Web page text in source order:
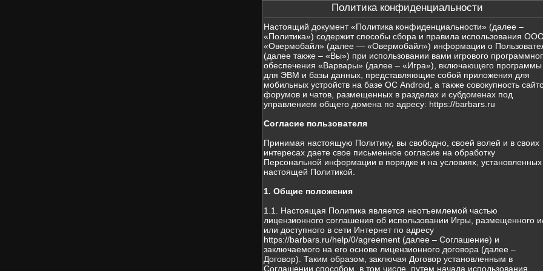
Политика конфиденциальности
Настоящий документ «Политика конфиденциальности» (далее –
«Политика») содержит способы сбора и правила использования
«Овермобайл» (далее — «Овермобайл») информации о
(далее также – «Вы») при использовании вами игрового
обеспечения «Варвары» (далее – «Игра»), включающего программы
для ЭВМ и базы данных, представляющие собой приложения для
мобильных устройств на базе ОС Android, а также совокупность
форумов и чатов, размещенных в разделах и субдоменах под
управлением общего домена по адресу: https://barbars.ru
Согласие пользователя
Принимая настоящую Политику, вы свободно, своей волей и в своих
интересах даете свое письменное согласие на обработку
Персональной информации в порядке и на условиях, установленных
настоящей Политикой.
1. Общие положения
1.1. Настоящая Политика является неотъемлемой частью
лицензионного соглашения об использовании Игры, размещенного
или доступного в сети Интернет по адресу
https://barbars.ru/help/0/agreement (далее – Соглашение) и
заключаемого на его основе лицензионного договора (далее –
Договор). Таким образом, заключая Договор установленным в
Соглашении способом, в том числе, путем начала использования